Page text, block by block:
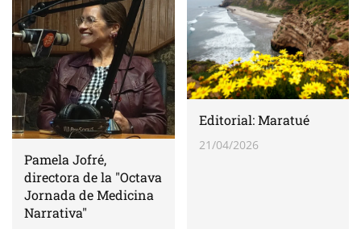
Pamela Jofré,
directora de la "Octava
Jornada de Medicina
Narrativa"
Editorial: Maratué
21/04/2026